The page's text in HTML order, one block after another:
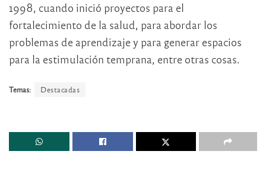
1998, cuando inició proyectos para el
fortalecimiento de la salud, para abordar los
problemas de aprendizaje y para generar espacios
para la estimulación temprana, entre otras cosas.
Temas: Destacadas